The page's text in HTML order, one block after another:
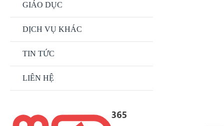
GIÁO DỤC
DỊCH VỤ KHÁC
TIN TỨC
LIÊN HỆ